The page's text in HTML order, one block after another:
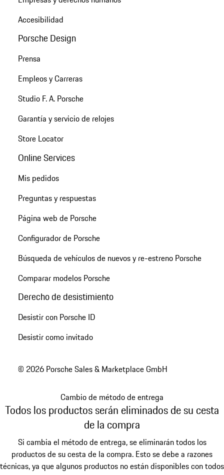
Accesibilidad
Porsche Design
Prensa
Empleos y Carreras
Studio F. A. Porsche
Garantía y servicio de relojes
Store Locator
Online Services
Mis pedidos
Preguntas y respuestas
Página web de Porsche
Configurador de Porsche
Búsqueda de vehículos de nuevos y re-estreno Porsche
Comparar modelos Porsche
Derecho de desistimiento
Desistir con Porsche ID
Desistir como invitado
© 2026 Porsche Sales & Marketplace GmbH
Cambio de método de entrega
Todos los productos serán eliminados de su cesta
de la compra
Si cambia el método de entrega, se eliminarán todos los
productos de su cesta de la compra. Esto se debe a razones
técnicas, ya que algunos productos no están disponibles con todos